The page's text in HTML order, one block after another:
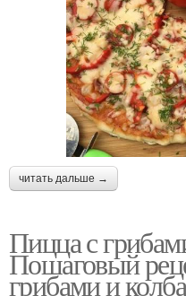
читать дальше →
Пицца с
Пошаговый
грибами и